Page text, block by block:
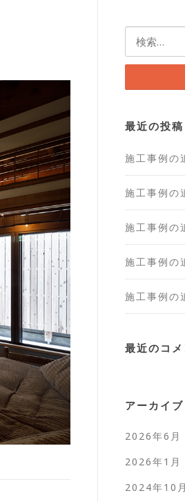
索:
最近の投稿
施工事例の
施工事例の
施工事例の
施工事例の
施工事例の
最近のコメ
アーカイブ
2026年6月
2026年1月
2024年10月